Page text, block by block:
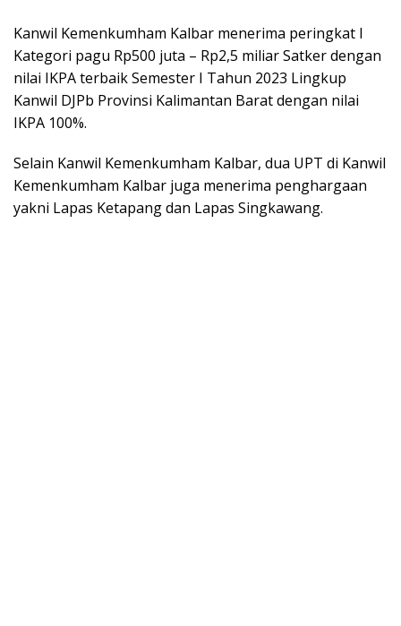
Kanwil Kemenkumham Kalbar menerima peringkat I
Kategori pagu Rp500 juta – Rp2,5 miliar Satker dengan
nilai IKPA terbaik Semester I Tahun 2023 Lingkup
Kanwil DJPb Provinsi Kalimantan Barat dengan nilai
IKPA 100%.
Selain Kanwil Kemenkumham Kalbar, dua UPT di Kanwil
Kemenkumham Kalbar juga menerima penghargaan
yakni Lapas Ketapang dan Lapas Singkawang.